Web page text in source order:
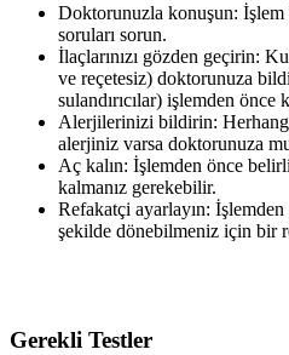
Doktorunuzla konuşun: İşlem
soruları sorun.
İlaçlarınızı gözden geçirin:
ve reçetesiz) doktorunuza
sulandırıcılar) işlemden önce
Alerjilerinizi bildirin:
alerjiniz varsa doktorunuza
Aç kalın: İşlemden önce
kalmanız gerekebilir.
Refakatçi ayarlayın:
şekilde dönebilmeniz için bir
Gerekli Testler